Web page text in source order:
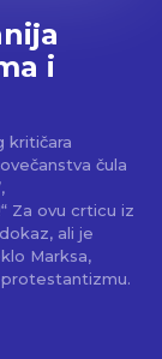
i
kritičara
čula
ali je
Marksa,